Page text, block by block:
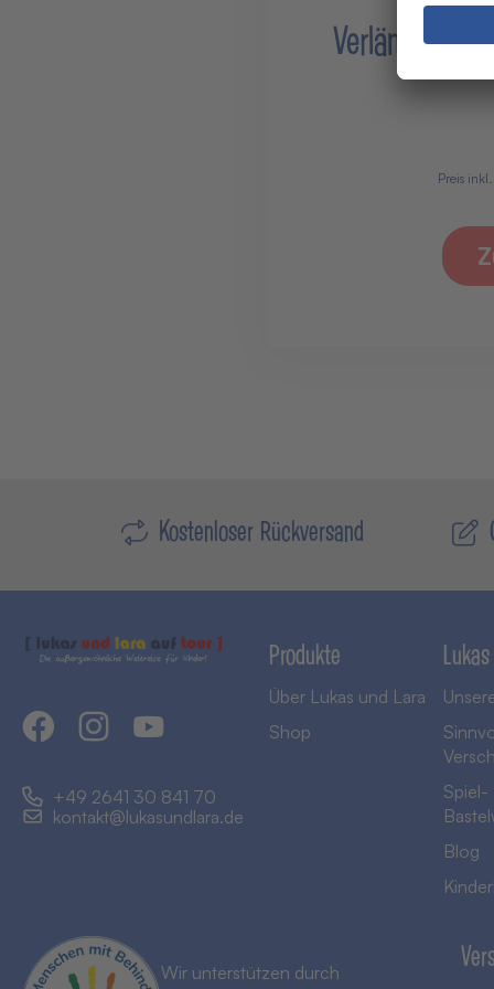
Preis
Kostenloser Rückversand
+49 2641 30 841 70
kontakt@lukasundlara.de
Produkte
Über Lukas und Lara
Shop
Spiel-
Blog
Wir unterstützen durch